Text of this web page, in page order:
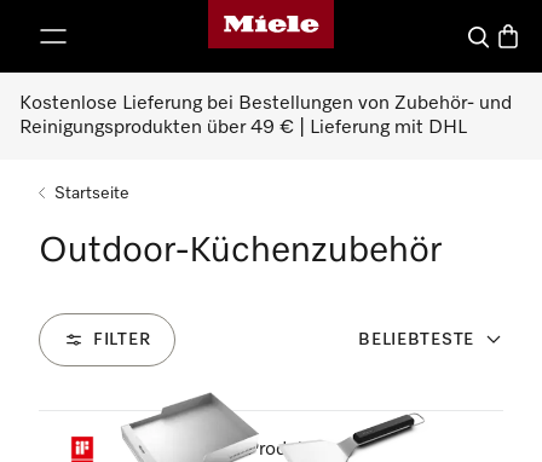
Miele-Homepage
Suche
Kostenlose Lieferung bei Bestellungen von Zubehör- und
Reinigungsprodukten über 49 € | Lieferung mit DHL
Startseite
Outdoor-Küchenzubehör
FILTER BELIEBTESTE
65 Produkte